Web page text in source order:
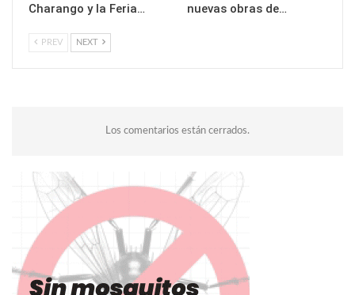
Charango y la Feria…
nuevas obras de…
PREV NEXT
Los comentarios están cerrados.